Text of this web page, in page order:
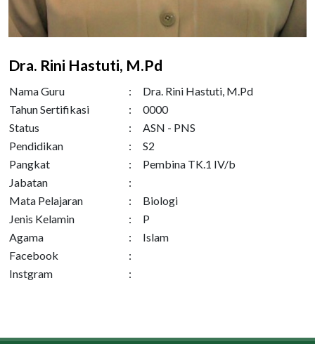
Dra. Rini Hastuti, M.Pd
Nama Guru :
Dra. Rini Hastuti, M.Pd
Tahun Sertifikasi
:
0000
Status
:
ASN - PNS
Pendidikan
:
S2
Pangkat
:
Pembina TK.1 IV/b
Jabatan
:
Mata Pelajaran
:
Biologi
Jenis Kelamin
:
P
Agama
:
Islam
Facebook
:
Instgram
: